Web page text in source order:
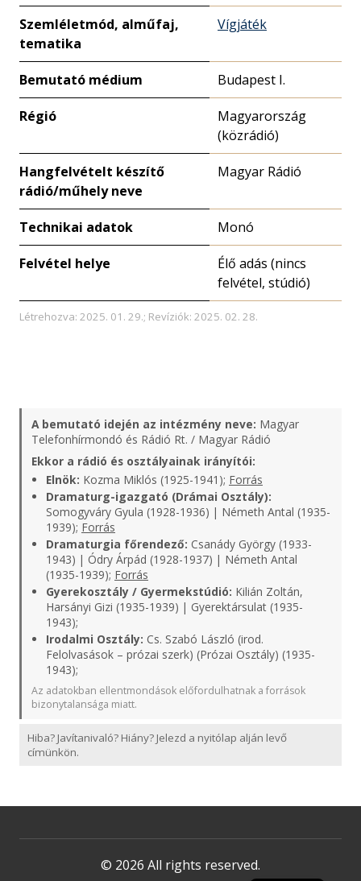
Szemléletmód, alműfaj,
tematika
Vígjáték
Bemutató médium Budapest I.
Régió
Magyarország
(közrádió)
Hangfelvételt készítő
rádió/műhely neve
Magyar Rádió
Technikai adatok Monó
Felvétel helye
Élő adás (nincs
felvétel, stúdió)
Létrehozva: 2025. 01. 29.; Revíziók: 2025. 02. 28.
A bemutató idején az intézmény neve: Magyar
Telefonhírmondó és Rádió Rt. / Magyar Rádió
Ekkor a rádió és osztályainak irányítói:
Elnök: Kozma Miklós (1925-1941); Forrás
Dramaturg-igazgató (Drámai Osztály):
Somogyváry Gyula (1928-1936) | Németh Antal (1935-
1939); Forrás
Dramaturgia főrendező: Csanády György (1933-
1943) | Ódry Árpád (1928-1937) | Németh Antal
(1935-1939); Forrás
Gyerekosztály / Gyermekstúdió: Kilián Zoltán,
Harsányi Gizi (1935-1939) | Gyerektársulat (1935-
1943);
Irodalmi Osztály: Cs. Szabó László (irod.
Felolvasások – prózai szerk) (Prózai Osztály) (1935-
1943);
Az adatokban ellentmondások előfordulhatnak a források
bizonytalansága miatt.
Hiba? Javítanivaló? Hiány? Jelezd a nyitólap alján levő
címünkön.
© 2026 All rights reserved.